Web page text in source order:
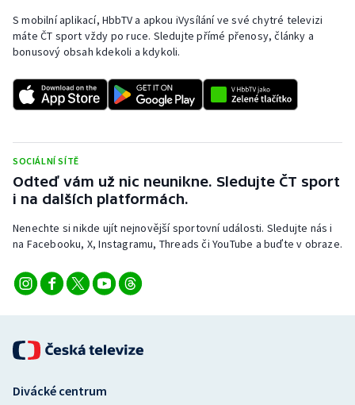
S mobilní aplikací, HbbTV a apkou iVysílání ve své chytré televizi
máte ČT sport vždy po ruce. Sledujte přímé přenosy, články a
bonusový obsah kdekoli a kdykoli.
SOCIÁLNÍ SÍTĚ
Odteď vám už nic neunikne. Sledujte ČT sport
i na dalších platformách.
Nenechte si nikde ujít nejnovější sportovní události. Sledujte nás i
na Facebooku, X, Instagramu, Threads či YouTube a buďte v obraze.
Divácké centrum